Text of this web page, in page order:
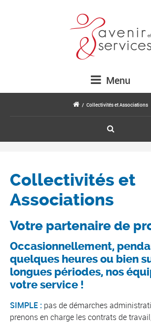
Menu
/ Collectivités et Associations
Collectivités et
Associations
Votre partenaire de
Occasionnellement,
quelques heures ou bien
longues périodes, nos
votre service !
SIMPLE : pas de démarches
prenons en charge les contrats de